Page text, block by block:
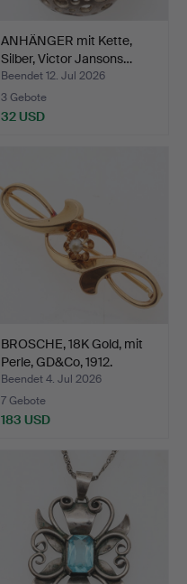
ANHÄNGER mit Kette,
Silber, Victor Jansons…
Beendet 12. Jul 2026
3 Gebote
32 USD
BROSCHE, 18K Gold, mit
Perle, GD&Co, 1912.
Beendet 4. Jul 2026
7 Gebote
183 USD